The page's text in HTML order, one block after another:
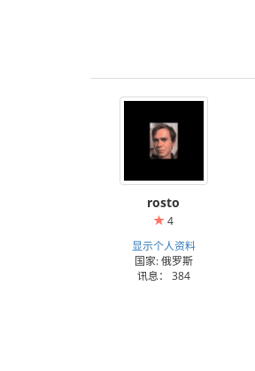
rosto
4
显示个人资料
国家: 俄罗斯
讯息： 384